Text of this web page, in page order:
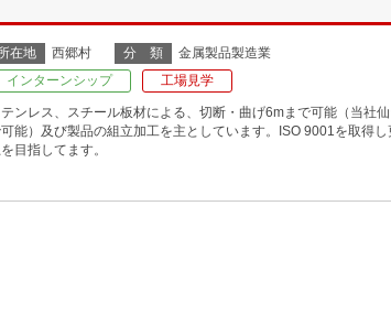
在地 西郷村 分 類
金属製品製造業
インターンシップ
工場見学
ンレス、スチール板材による、切断・曲げ6mまで可能（当社
能）及び製品の組立加工を主としています。ISO 9001を取得し
目指してます。